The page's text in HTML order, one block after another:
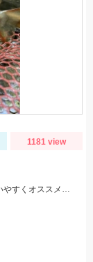
1181 view
ヒットルアーはDUO/リュウキ45Sのピンクヤマメ！扱いやすくオススメです。